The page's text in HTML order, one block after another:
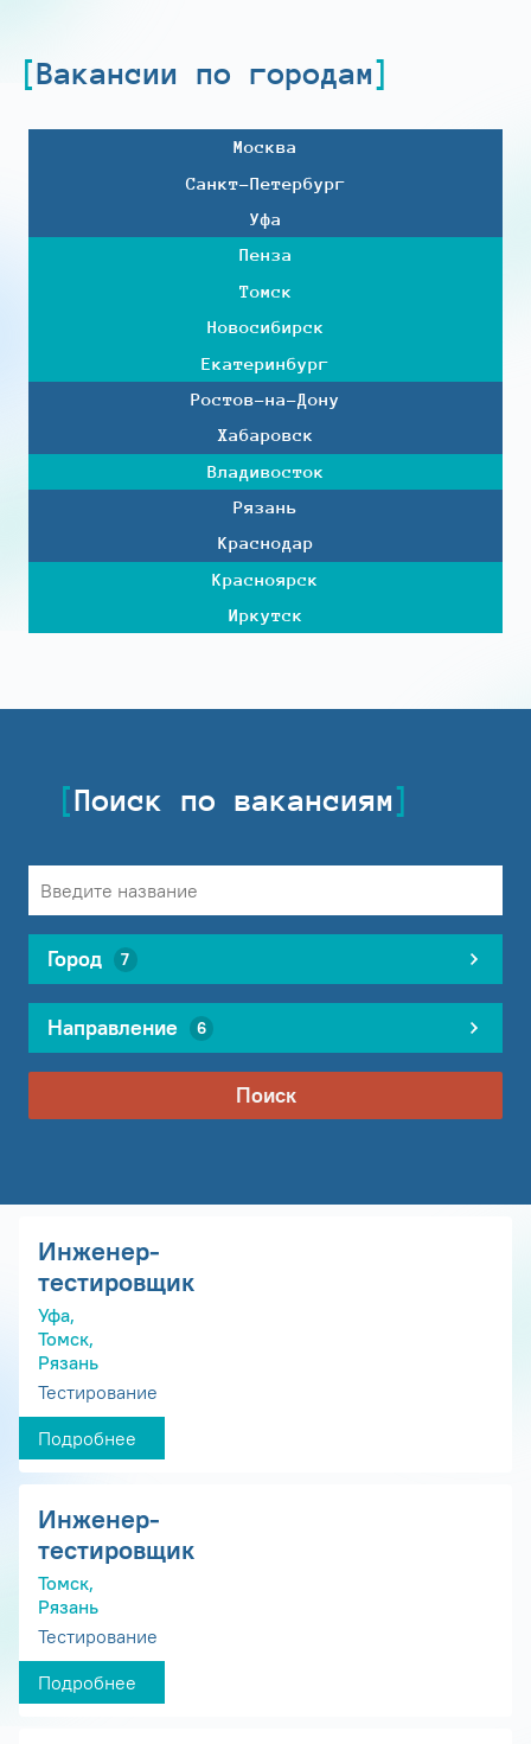
Вакансии по городам
Москва
Санкт-Петербург
Уфа
Пенза
Томск
Новосибирск
Екатеринбург
Ростов-на-Дону
Хабаровск
Владивосток
Рязань
Краснодар
Красноярск
Иркутск
Поиск по вакансиям
Город 7
Направление 6
Поиск
Инженер-
тестировщик
Уфа,
Томск,
Рязань
Тестирование
Подробнее
Инженер-
тестировщик
Томск,
Рязань
Тестирование
Подробнее